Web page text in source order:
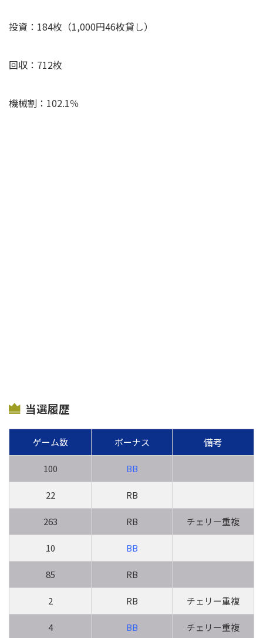
投資：184枚（1,000円46枚貸し）
回収：712枚
機械割：102.1％
当選履歴
ゲーム数 ボーナス 備考
100 BB
22 RB
263 RB チェリー重複
10 BB
85 RB
2 RB チェリー重複
4 BB チェリー重複